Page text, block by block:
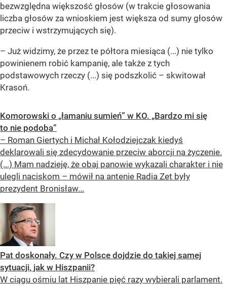
bezwzględna większość głosów (w trakcie głosowania
liczba głosów za wnioskiem jest większa od sumy głosów
przeciw i wstrzymujących się).
– Już widzimy, że przez te półtora miesiąca (...) nie tylko
powinienem robić kampanię, ale także z tych
podstawowych rzeczy (...) się podszkolić – skwitował
Krasoń.
Komorowski o „łamaniu sumień” w KO. „Bardzo mi się
to nie podoba”
– Roman Giertych i Michał Kołodziejczak kiedyś
deklarowali się zdecydowanie przeciw aborcji na życzenie.
(...) Mam nadzieję, że obaj panowie wykazali charakter i nie
ulegli naciskom – mówił na antenie Radia Zet były
prezydent Bronisław...
Pat doskonały. Czy w Polsce dojdzie do takiej samej
sytuacji, jak w Hiszpanii?
W ciągu ośmiu lat Hiszpanie pięć razy wybierali parlament.